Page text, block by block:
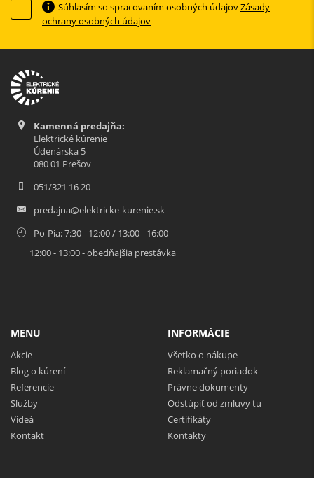
Súhlasím so spracovaním osobných údajovZásady
ochrany osobných údajov
Kamenná predajňa:
Elektrické kúrenie
Údenárska 5
080 01 Prešov
051/321 16 20
predajna@elektricke-kurenie.sk
Po-Pia: 7:30 - 12:00 / 13:00 - 16:00
12:00 - 13:00 - obedňajšia prestávka
MENU
Akcie
Blog o kúrení
Referencie
Služby
Videá
Kontakt
INFORMÁCIE
Všetko o nákupe
Reklamačný poriadok
Právne dokumenty
Odstúpiť od zmluvy tu
Certifikáty
Kontakty